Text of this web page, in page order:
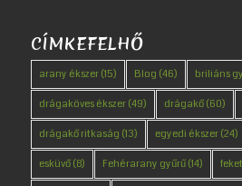
CÍMKEFELHŐ
arany ékszer(15) Blog (46) briliáns
drágaköves ékszer(49) drágakő(60)
drágakő ritkaság (13) egyedi ékszer(24)
esküvő(8) Fehérarany gyűrű(14)